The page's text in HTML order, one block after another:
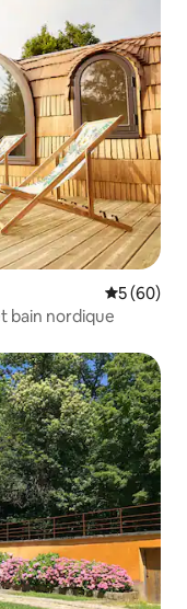
Note
5 (60)
bain nordique